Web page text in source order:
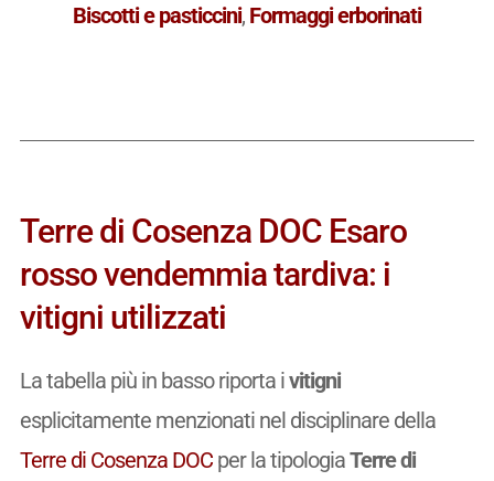
Biscotti e pasticcini, Formaggi erborinati
Terre di Cosenza DOC Esaro
rosso vendemmia tardiva: i
vitigni utilizzati
La tabella più in basso riporta ivitigni
esplicitamente menzionati nel disciplinare della
Terre di Cosenza DOCper la tipologiaTerre di